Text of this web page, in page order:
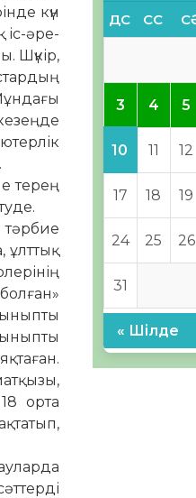
күн
іс-әре­­
Шүкір,
терең
тәр­бие
ұлттық
орта
ДС СС СӘ
3 4 5
10 11 12
17 18 19
24 25 26
31
« Шілде